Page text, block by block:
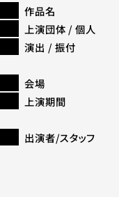
作品名
上演団体 / 個人
演出 / 振付
会場
上演期間
出演者/スタッフ